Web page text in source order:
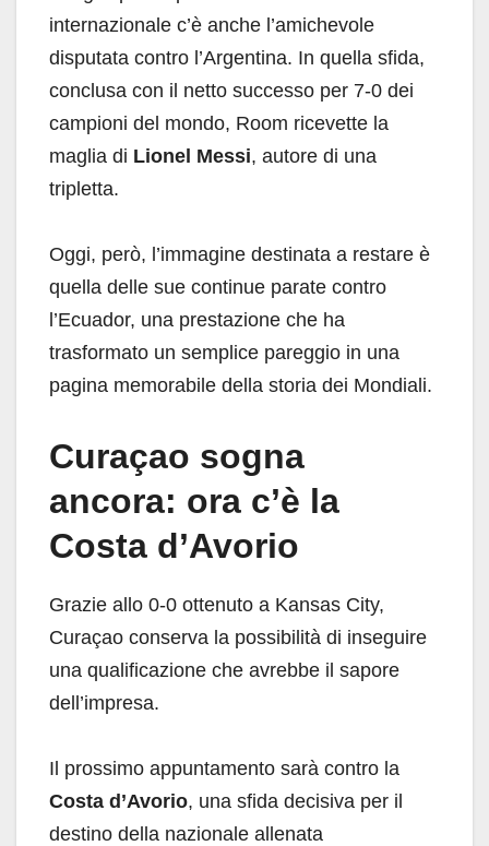
internazionale c’è anche l’amichevole
disputata contro l’Argentina. In quella sfida,
conclusa con il netto successo per 7-0 dei
campioni del mondo, Room ricevette la
maglia di Lionel Messi, autore di una
tripletta.
Oggi, però, l’immagine destinata a restare è
quella delle sue continue parate contro
l’Ecuador, una prestazione che ha
trasformato un semplice pareggio in una
pagina memorabile della storia dei Mondiali.
Curaçao sogna
ancora: ora c’è la
Costa d’Avorio
Grazie allo 0-0 ottenuto a Kansas City,
Curaçao conserva la possibilità di inseguire
una qualificazione che avrebbe il sapore
dell’impresa.
Il prossimo appuntamento sarà contro la
Costa d’Avorio, una sfida decisiva per il
destino della nazionale allenata